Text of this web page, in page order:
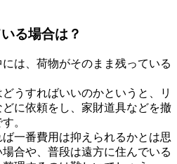
る場合は？
は、荷物がそのまま残っている
うすればいいのかというと、リ
に依頼をし、家財道具などを撤
。
一番費用は抑えられるかとは思
合や、普段は遠方に住んでいる